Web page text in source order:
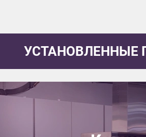
УСТАНОВЛЕННЫЕ